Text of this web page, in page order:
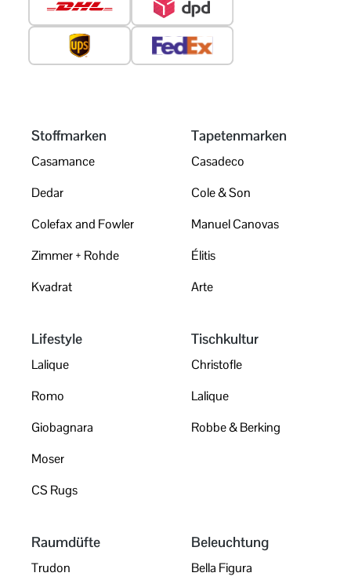
Stoffmarken
Casamance
Dedar
Colefax and Fowler
Zimmer + Rohde
Kvadrat
Tapetenmarken
Casadeco
Cole & Son
Manuel Canovas
Élitis
Arte
Lifestyle
Lalique
Romo
Giobagnara
Moser
CS Rugs
Tischkultur
Christofle
Lalique
Robbe & Berking
Raumdüfte
Trudon
Beleuchtung
Bella Figura